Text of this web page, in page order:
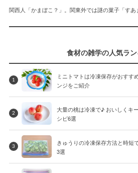
関西人「かまぼこ？」。関東外では謎の菓子「すあ
食材の雑学の人気ラ
1
ミニトマトは冷凍保存がおすす
ンジをご紹介
2
大量の桃は冷凍で♪ おいしくキ
シピ6選
3
きゅうりの冷凍保存方法と時短
3選